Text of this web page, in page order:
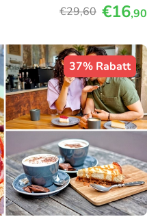
€29,60 €16,90
37% Rabatt